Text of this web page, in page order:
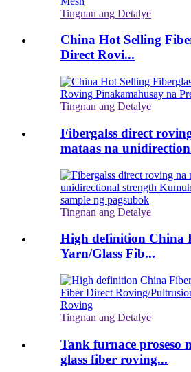
Tingnan ang Detalye
China Hot Selling
Direct Rovi...
Tingnan ang Detalye
Fibergalss direct
mataas na
Tingnan ang Detalye
High definition China
Yarn/Glass Fib...
Tingnan ang Detalye
Tank furnace proseso
glass fiber roving...